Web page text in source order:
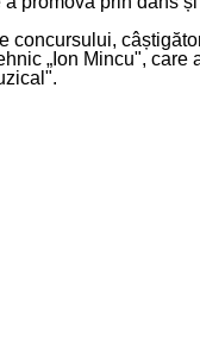
concursului,
„Ion Mincu", care